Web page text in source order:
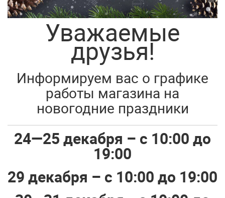
Уважаемые
друзья!
Информируем вас о графике
работы магазина на
новогодние праздники
24—25 декабря – с 10:00 до
19:00
29 декабря – с 10:00 до 19:00